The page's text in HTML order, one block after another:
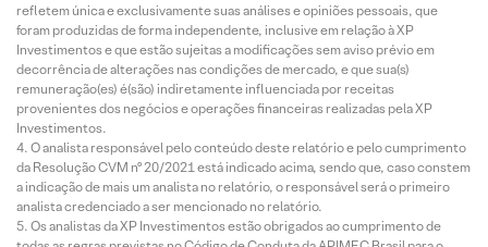
refletem única e exclusivamente suas análises e opiniões pessoais, que
foram produzidas de forma independente, inclusive em relação à XP
Investimentos e que estão sujeitas a modificações sem aviso prévio em
decorrência de alterações nas condições de mercado, e que sua(s)
remuneração(es) é(são) indiretamente influenciada por receitas
provenientes dos negócios e operações financeiras realizadas pela XP
Investimentos.
O analista responsável pelo conteúdo deste relatório e pelo cumprimento
da Resolução CVM nº 20/2021 está indicado acima, sendo que, caso constem
a indicação de mais um analista no relatório, o responsável será o primeiro
analista credenciado a ser mencionado no relatório.
Os analistas da XP Investimentos estão obrigados ao cumprimento de